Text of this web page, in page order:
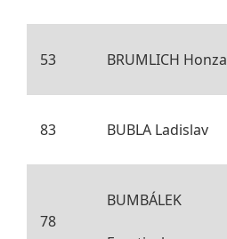
53 BRUMLICH Honza
83 BUBLA Ladislav
78
BUMBÁLEK